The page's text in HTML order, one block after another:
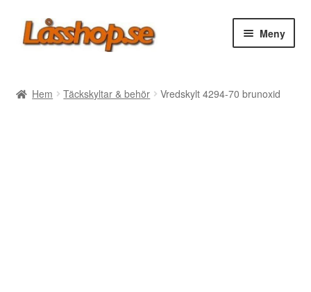
Hoppa
till
Hoppa
till
Meny
Hem Täckskyltar & behör Vredskylt 4294-70 brunoxid